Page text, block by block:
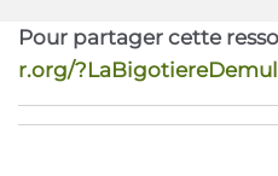
Pour partager cette
r.org/